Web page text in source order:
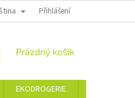
MOJE OBJEDNÁVKA
Přihlášení
NÁKUPNÍ
Prázdný košík
EKODROGERIE